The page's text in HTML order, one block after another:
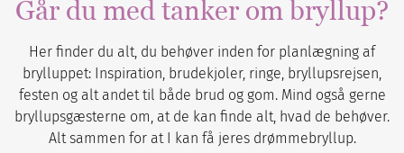
Går du med tanker om bryllup?
Her finder du alt, du behøver inden for planlægning af
brylluppet: Inspiration, brudekjoler, ringe, bryllupsrejsen,
festen og alt andet til både brud og gom. Mind også gerne
bryllupsgæsterne om, at de kan finde alt, hvad de behøver.
Alt sammen for at I kan få jeres drømmebryllup.